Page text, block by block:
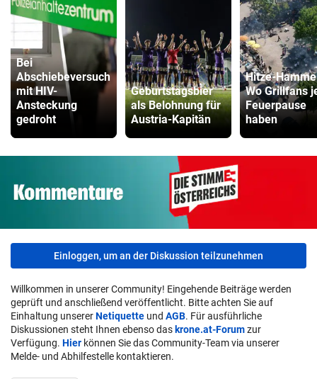
Bei
Abschiebeversuch
mit HIV-
Ansteckung
gedroht
Geburtstagsbier
als Belohnung für
Austria-Kapitän
Hitze-
Wo Grillfans
Feuerpause
haben
Einloggen, um an der Diskussion teilzunehmen
Willkommen in unserer Community! Eingehende Beiträge werden
geprüft und anschließend veröffentlicht. Bitte achten Sie auf
Einhaltung unsererNetiquette und AGB. Für ausführliche
Diskussionen steht Ihnen ebenso das krone.at-Forumzur
Verfügung. Hier können Sie das Community-Team via unserer
Melde- und Abhilfestelle kontaktieren.